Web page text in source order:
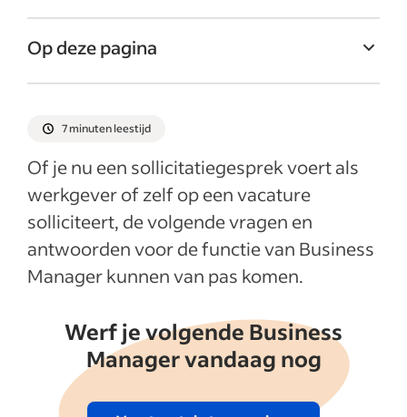
Op deze pagina
succesvolle strategische beslissing die je
manier het bedrijf hier baat bij had?
Hoe zorg je ervoor dat een team effectief
samenwerkt om bedrijfsdoelen te behalen?
Hoe blijf je op de hoogte van markttrends
en concurrentieontwikkelingen?
team en hoe zorg je voor een positieve
werksfeer?
Welke KPI's gebruik je om
7 minuten leestijd
Of je nu een sollicitatiegesprek voert als
werkgever of zelf op een vacature
solliciteert, de volgende vragen en
antwoorden voor de functie van Business
Manager kunnen van pas komen.
Werf je volgende Business
Manager vandaag nog